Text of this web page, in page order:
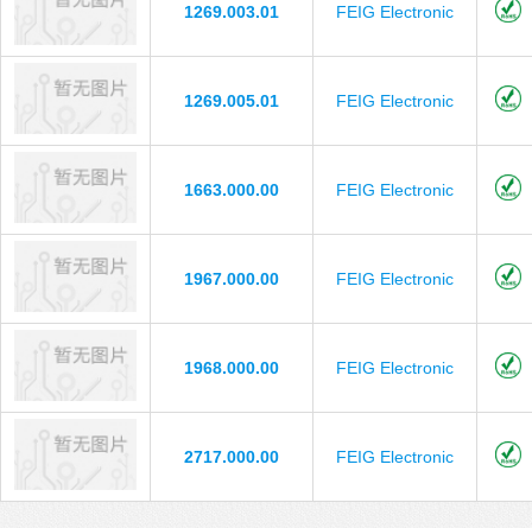
1269.003.01 FEIG Electronic
1269.005.01 FEIG Electronic
1663.000.00 FEIG Electronic
1967.000.00 FEIG Electronic
1968.000.00 FEIG Electronic
2717.000.00 FEIG Electronic